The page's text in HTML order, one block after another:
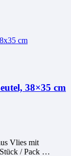
38×35 cm
Vlies mit
/ Pack …